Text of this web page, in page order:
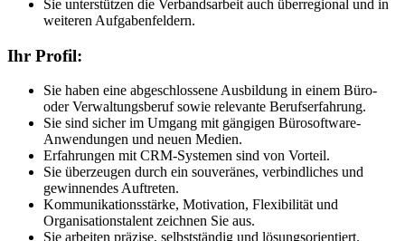
Sie unterstützen die Verbandsarbeit auch überregional und in
weiteren Aufgabenfeldern.
Ihr Profil:
Sie haben eine abgeschlossene Ausbildung in einem Büro-
oder Verwaltungsberuf sowie relevante Berufserfahrung.
Sie sind sicher im Umgang mit gängigen Bürosoftware-
Anwendungen und neuen Medien.
Erfahrungen mit CRM-Systemen sind von Vorteil.
Sie überzeugen durch ein souveränes, verbindliches und
gewinnendes Auftreten.
Kommunikationsstärke, Motivation, Flexibilität und
Organisationstalent zeichnen Sie aus.
Sie arbeiten präzise, selbstständig und lösungsorientiert.